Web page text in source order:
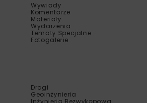
Wywiady
Komentarze
Materiały
Wydarzenia
Tematy Specjalne
Fotogalerie
Drogi
Geoinżynieria
Inżynieria Bezwykopowa